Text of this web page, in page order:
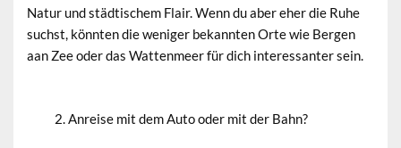
Natur und städtischem Flair. Wenn du aber eher die Ruhe
suchst, könnten die weniger bekannten Orte wie Bergen
aan Zee oder das Wattenmeer für dich interessanter sein.
Anreise mit dem Auto oder mit der Bahn?